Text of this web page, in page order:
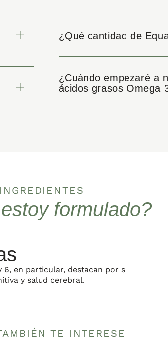
¿Qué cantidad de
¿Cuándo empezaré a
ácidos grasos Omega
INGREDIENTES
formulado?
6, en particular, destacan por sus efectos
y salud cerebral.
TE INTERESE